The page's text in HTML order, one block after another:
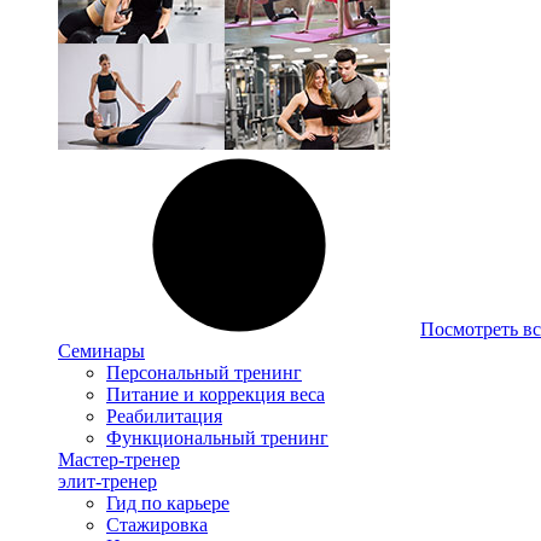
Посмотреть
Семинары
Персональный тренинг
Питание и коррекция веса
Реабилитация
Функциональный тренинг
Мастер-тренер
элит-тренер
Гид по карьере
Стажировка